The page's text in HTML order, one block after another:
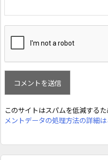
このサイトはスパムを低減する
メントデータの処理方法の詳細